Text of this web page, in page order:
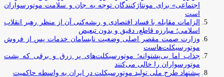
اجتماعی» برای مونتاژکنندگان توجه به جان و سلامت موتورسواران
است
الزامات مقابله با فساد اقتصادی و ریشه‌کنی آن از منظر رهبر انقلاب
اسلامی؛ مبارزه قاطع، دقیق و بدون تبعیض
وزارت صمت مقصر اصلی وضعیت نابسامان خدمات پس از فروش
موتورسیکلت‌هاست
جذاب اما بی‌پشتوانه؛ موتورسیکلت‌های پر زرق‌ و برقی که پشت
موتورسواران را خالی می‌کنند
پیشنهاد طرح ملی تولید موتورسیکلت در ایران به واسطه حاکمیت